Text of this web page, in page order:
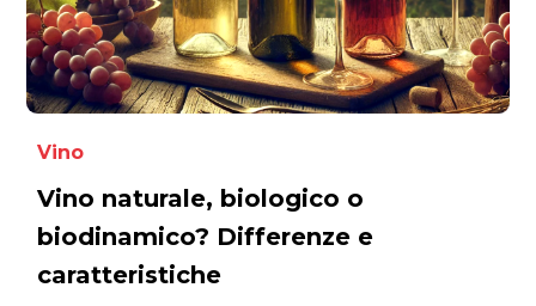
Vino
Vino naturale, biologico o
biodinamico? Differenze e
caratteristiche